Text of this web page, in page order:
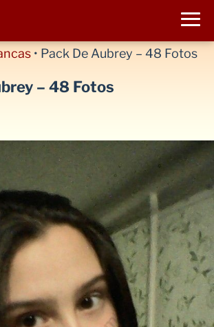
• Pack De Aubrey – 48 Fotos
– 48 Fotos